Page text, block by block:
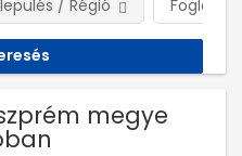
/ Régió
megye